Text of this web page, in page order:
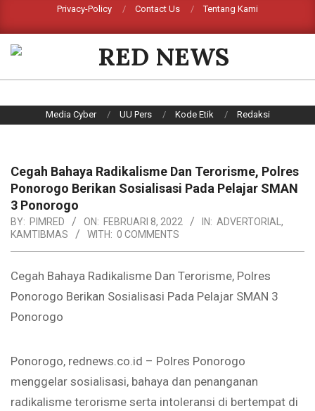
content
Privacy-Policy Contact Us
Tentang Kami
RED
NEWS
Media Cyber UU Pers Kode Etik Redaksi
Cegah Bahaya Radikalisme Dan Terorisme, Polres
Ponorogo Berikan Sosialisasi Pada Pelajar SMAN
3 Ponorogo
BY: PIMRED ON: FEBRUARI 8, 2022 IN: ADVERTORIAL ,
KAMTIBMAS
WITH: 0 COMMENTS
Cegah Bahaya Radikalisme Dan Terorisme, Polres
Ponorogo Berikan Sosialisasi Pada Pelajar SMAN 3
Ponorogo
Ponorogo, rednews.co.id – Polres Ponorogo
menggelar sosialisasi, bahaya dan penanganan
radikalisme terorisme serta intoleransi di bertempat di